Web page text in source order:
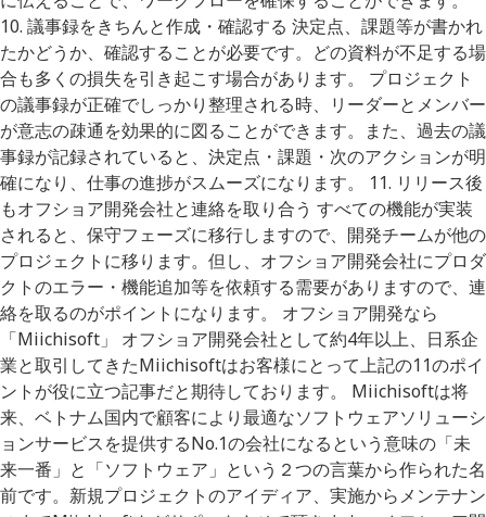
10. 議事録をきちんと作成・確認する 決定点、課題等が書かれ
たかどうか、確認することが必要です。どの資料が不足する場
合も多くの損失を引き起こす場合があります。 プロジェクト
の議事録が正確でしっかり整理される時、リーダーとメンバー
が意志の疎通を効果的に図ることができます。また、過去の議
事録が記録されていると、決定点・課題・次のアクションが明
確になり、仕事の進捗がスムーズになります。 11. リリース後
もオフショア開発会社と連絡を取り合う すべての機能が実装
されると、保守フェーズに移行しますので、開発チームが他の
プロジェクトに移ります。但し、オフショア開発会社にプロダ
クトのエラー・機能追加等を依頼する需要がありますので、連
絡を取るのがポイントになります。 オフショア開発なら
「Miichisoft」 オフショア開発会社として約4年以上、日系企
業と取引してきたMiichisoftはお客様にとって上記の11のポイ
ントが役に立つ記事だと期待しております。 Miichisoftは将
来、ベトナム国内で顧客により最適なソフトウェアソリューシ
ョンサービスを提供するNo.1の会社になるという意味の「未
来一番」と「ソフトウェア」という２つの言葉から作られた名
前です。新規プロジェクトのアイディア、実施からメンテナン